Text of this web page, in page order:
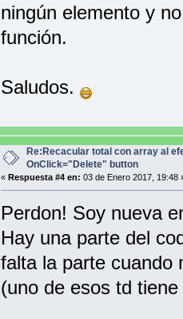
<div class="input-group-
<span id="total"> 0</
<p></p>
<div class="info"
<p>» (01) Consignar los datos
<p>» (02) Consignar la moneda y
</form>
</div>
</div>
</div>
</div>
</div>
</div>
ningún elemento y
función.
Saludos.
Re:Recacular total con array al
OnClick="Delete" button
« Respuesta #4 en: 03 de Enero 2017, 19:48
Perdon! Soy nueva
Hay una parte del
falta la parte cuando
(uno de esos td